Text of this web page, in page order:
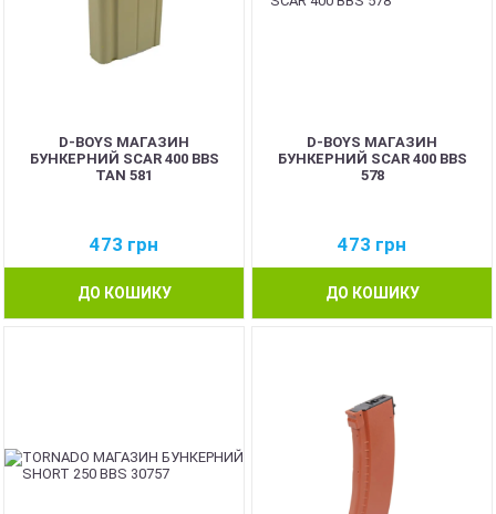
D-BOYS МАГАЗИН
БУНКЕРНИЙ SCAR 400 BBS
TAN 581
473 грн
ДО КОШИКУ
D-BOYS МАГАЗИН
БУНКЕРНИЙ SCAR 400 BBS
578
473 грн
ДО КОШИКУ